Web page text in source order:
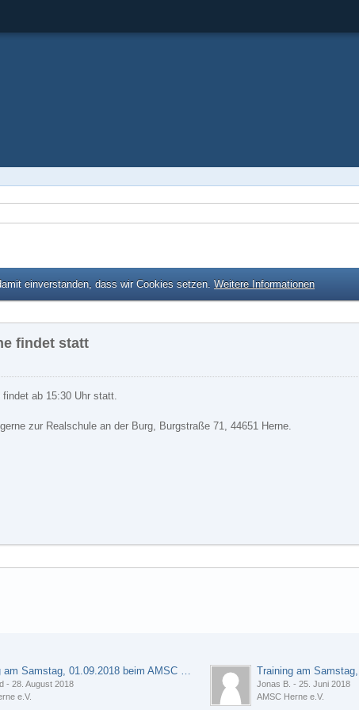
einverstanden, dass wir Cookies setzen. Weitere Informationen
findet statt
ab 15:30 Uhr statt.
zur Realschule an der Burg, Burgstraße 71, 44651 Herne.
- 28. August 2018
e.V.
Jonas B. -25. Juni 2018
AMSC Herne e.V.